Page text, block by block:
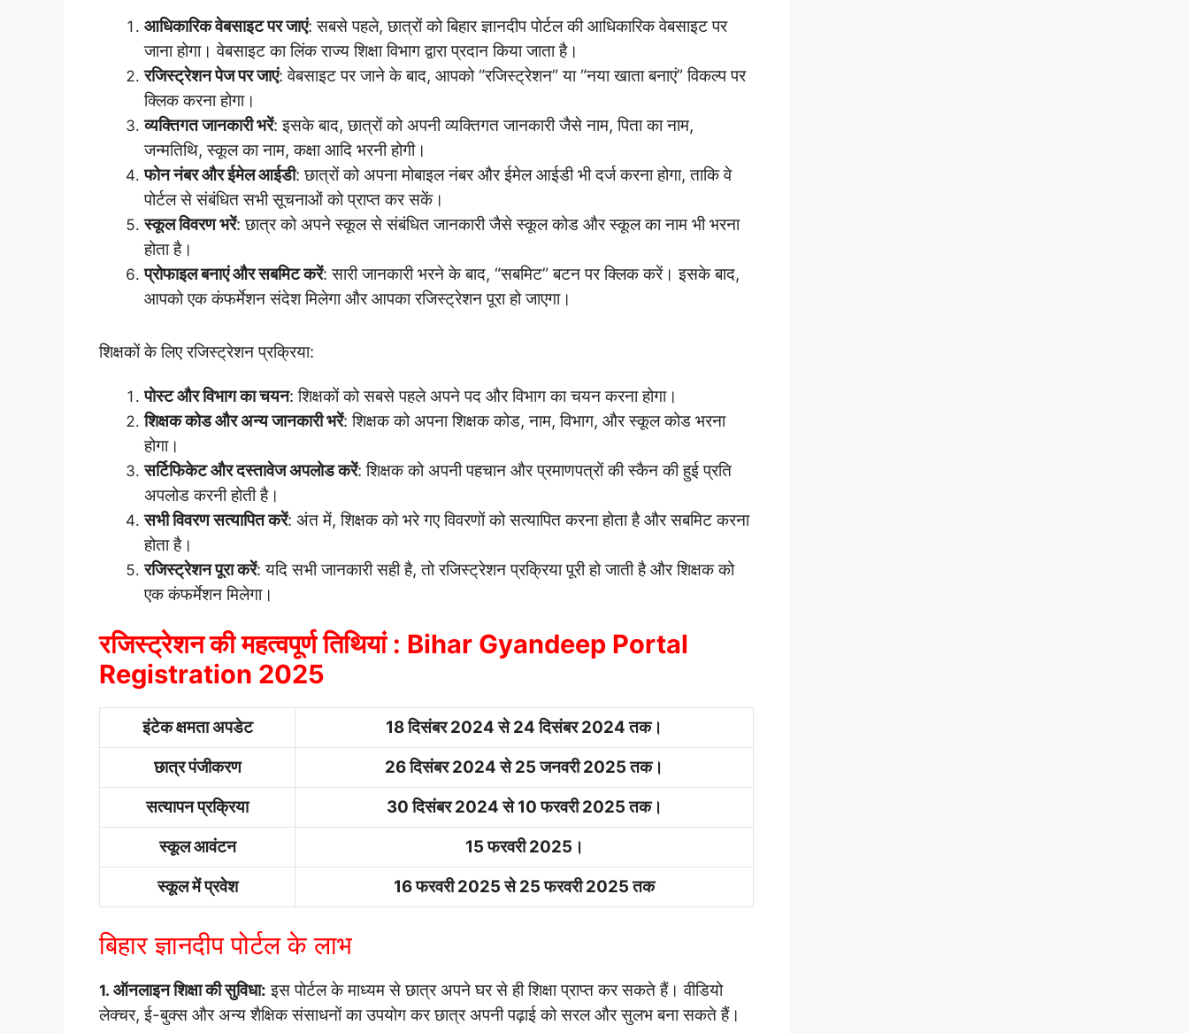
आधिकारिक वेबसाइट पर जाएं: सबसे पहले, छात्रों को बिहार ज्ञानदीप पोर्टल की आधिकारिक वेबसाइट पर
जाना होगा। वेबसाइट का लिंक राज्य शिक्षा विभाग द्वारा प्रदान किया जाता है।
रजिस्ट्रेशन पेज पर जाएं: वेबसाइट पर जाने के बाद, आपको “रजिस्ट्रेशन” या “नया खाता बनाएं” विकल्प पर
क्लिक करना होगा।
व्यक्तिगत जानकारी भरें: इसके बाद, छात्रों को अपनी व्यक्तिगत जानकारी जैसे नाम, पिता का नाम,
जन्मतिथि, स्कूल का नाम, कक्षा आदि भरनी होगी।
फोन नंबर और ईमेल आईडी: छात्रों को अपना मोबाइल नंबर और ईमेल आईडी भी दर्ज करना होगा, ताकि वे
पोर्टल से संबंधित सभी सूचनाओं को प्राप्त कर सकें।
स्कूल विवरण भरें: छात्र को अपने स्कूल से संबंधित जानकारी जैसे स्कूल कोड और स्कूल का नाम भी भरना
होता है।
प्रोफाइल बनाएं और सबमिट करें: सारी जानकारी भरने के बाद, “सबमिट” बटन पर क्लिक करें। इसके बाद,
आपको एक कंफर्मेशन संदेश मिलेगा और आपका रजिस्ट्रेशन पूरा हो जाएगा।
शिक्षकों के लिए रजिस्ट्रेशन प्रक्रिया:
पोस्ट और विभाग का चयन: शिक्षकों को सबसे पहले अपने पद और विभाग का चयन करना होगा।
शिक्षक कोड और अन्य जानकारी भरें: शिक्षक को अपना शिक्षक कोड, नाम, विभाग, और स्कूल कोड भरना
होगा।
सर्टिफिकेट और दस्तावेज अपलोड करें: शिक्षक को अपनी पहचान और प्रमाणपत्रों की स्कैन की हुई प्रति
अपलोड करनी होती है।
सभी विवरण सत्यापित करें: अंत में, शिक्षक को भरे गए विवरणों को सत्यापित करना होता है और सबमिट करना
होता है।
रजिस्ट्रेशन पूरा करें: यदि सभी जानकारी सही है, तो रजिस्ट्रेशन प्रक्रिया पूरी हो जाती है और शिक्षक को
एक कंफर्मेशन मिलेगा।
रजिस्ट्रेशन की महत्वपूर्ण तिथियां : Bihar Gyandeep Portal
Registration 2025
इंटेक क्षमता अपडेट
18 दिसंबर 2024 से 24 दिसंबर 2024 तक।
छात्र पंजीकरण
26 दिसंबर 2024 से 25 जनवरी 2025 तक।
सत्यापन प्रक्रिया
30 दिसंबर 2024 से 10 फरवरी 2025 तक।
स्कूल आवंटन
15 फरवरी 2025।
स्कूल में प्रवेश
16 फरवरी 2025 से 25 फरवरी 2025 तक
बिहार ज्ञानदीप पोर्टल के लाभ
1. ऑनलाइन शिक्षा की सुविधा: इस पोर्टल के माध्यम से छात्र अपने घर से ही शिक्षा प्राप्त कर सकते हैं। वीडियो
लेक्चर, ई-बुक्स और अन्य शैक्षिक संसाधनों का उपयोग कर छात्र अपनी पढ़ाई को सरल और सुलभ बना सकते हैं।